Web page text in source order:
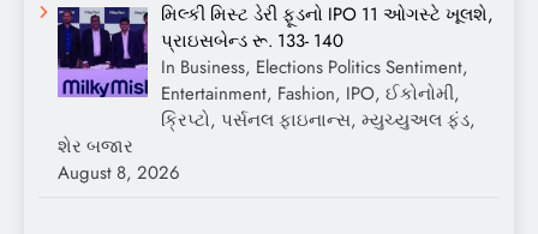
મિલ્કી મિસ્ટ ડેરી ફૂડનો IPO 11 ઓગસ્ટે ખૂલશે,
પ્રાઇસબેન્ડ રૂ. 133- 140
In Business, Elections Politics Sentiment,
Entertainment, Fashion, IPO, ઈકોનોમી,
ક્રિપ્ટો, પર્સનલ ફાઇનાન્સ, મ્યુચ્યુઅલ ફંડ,
શેર બજાર
August 8, 2026